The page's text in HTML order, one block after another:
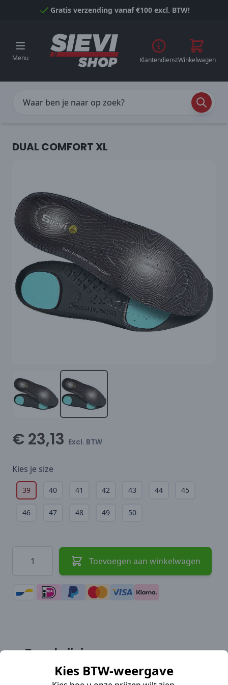
Naar inhoud gaan
Kies BTW-weergave
Gratis verzending vanaf €100 excl. BTW!
Menu KlantendienstWinkelwagen
DUAL COMFORT XL
€ 23,13 Excl. BTW
Kies je size
39 40 41 42 43 44 45
46 47 48 49 50
Hoeveelheid
Toevoegen aan winkelwagen
Beschrijving